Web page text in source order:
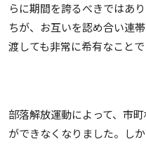
らに期間を誇るべきではあ
ちが、お互いを認め合い連
渡しても非常に希有なことで
部落解放運動によって、市
ができなくなりました。し